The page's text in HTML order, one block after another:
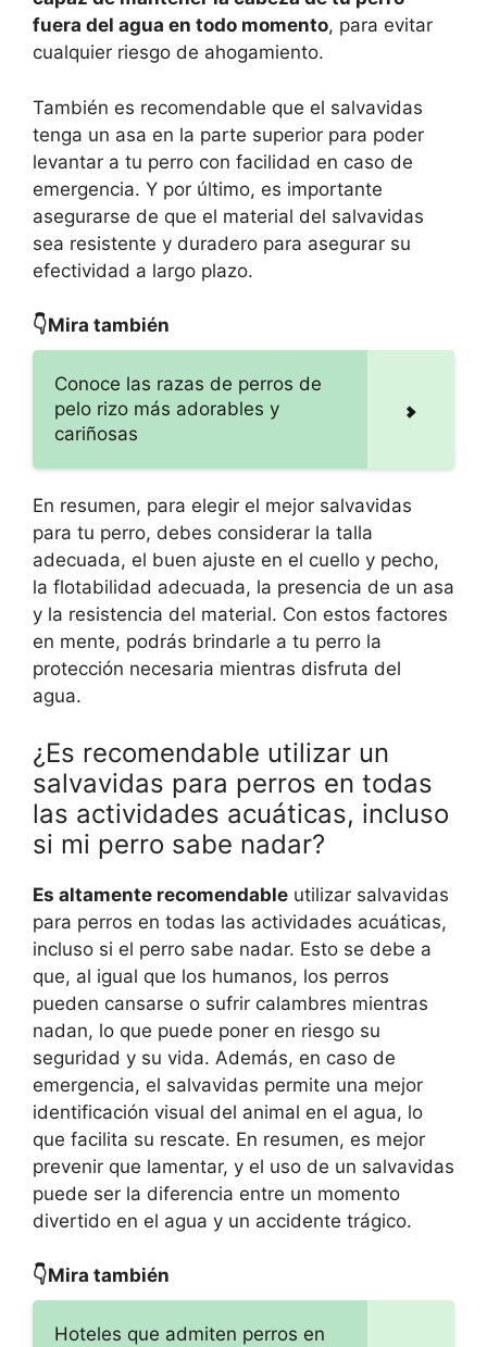
fuera del agua en todo momento, para evitar
cualquier riesgo de ahogamiento.
También es recomendable que el salvavidas
tenga un asa en la parte superior para poder
levantar a tu perro con facilidad en caso de
emergencia. Y por último, es importante
asegurarse de que el material del salvavidas
sea resistente y duradero para asegurar su
efectividad a largo plazo.
👇Mira también
Conoce las razas de perros de
pelo rizo más adorables y
cariñosas
En resumen, para elegir el mejor salvavidas
para tu perro, debes considerar la talla
adecuada, el buen ajuste en el cuello y pecho,
la flotabilidad adecuada, la presencia de un asa
y la resistencia del material. Con estos factores
en mente, podrás brindarle a tu perro la
protección necesaria mientras disfruta del
agua.
¿Es recomendable utilizar un
salvavidas para perros en todas
las actividades acuáticas, incluso
si mi perro sabe nadar?
Es altamente recomendable utilizar salvavidas
para perros en todas las actividades acuáticas,
incluso si el perro sabe nadar. Esto se debe a
que, al igual que los humanos, los perros
pueden cansarse o sufrir calambres mientras
nadan, lo que puede poner en riesgo su
seguridad y su vida. Además, en caso de
emergencia, el salvavidas permite una mejor
identificación visual del animal en el agua, lo
que facilita su rescate. En resumen, es mejor
prevenir que lamentar, y el uso de un salvavidas
puede ser la diferencia entre un momento
divertido en el agua y un accidente trágico.
👇Mira también
Hoteles que admiten perros en